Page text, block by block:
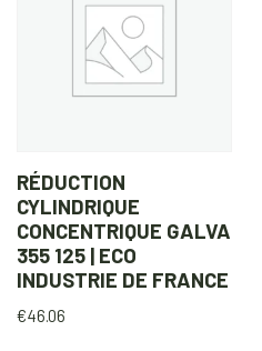
RÉDUCTION
CYLINDRIQUE
CONCENTRIQUE GALVA
355 125 | ECO
INDUSTRIE DE FRANCE
€46.06